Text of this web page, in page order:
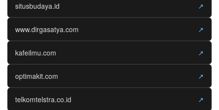
situsbudaya.id ↗
www.dirgasatya.com ↗
kafeilmu.com ↗
optimakit.com ↗
telkomtelstra.co.id ↗